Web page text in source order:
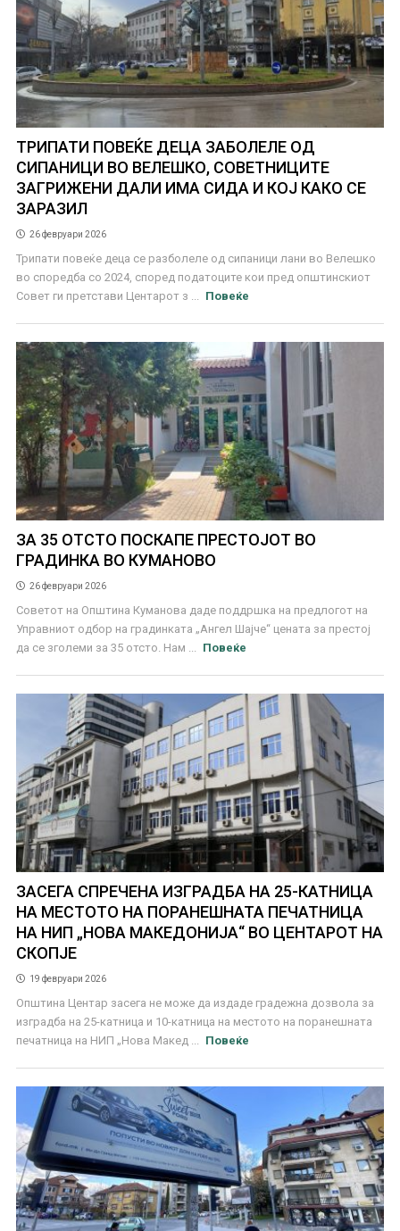
ТРИПАТИ ПОВЕЌЕ ДЕЦА ЗАБОЛЕЛЕ ОД
СИПАНИЦИ ВО ВЕЛЕШКО, СОВЕТНИЦИТЕ
ЗАГРИЖЕНИ ДАЛИ ИМА СИДА И КОЈ КАКО СЕ
ЗАРАЗИЛ
26 февруари 2026
Трипати повеќе деца се разболеле од сипаници лани во Велешко
во споредба со 2024, според податоците кои пред општинскиот
Совет ги претстави Центарот з ...
Повеќе
ЗА 35 ОТСТО ПОСКАПЕ ПРЕСТОЈОТ ВО
ГРАДИНКА ВО КУМАНОВО
26 февруари 2026
Советот на Општина Куманова даде поддршка на предлогот на
Управниот одбор на градинката „Ангел Шајче“ цената за престој
да се зголеми за 35 отсто. Нам ...
Повеќе
ЗАСЕГА СПРЕЧЕНА ИЗГРАДБА НА 25-КАТНИЦА
НА МЕСТОТО НА ПОРАНЕШНАТА ПЕЧАТНИЦА
НА НИП „НОВА МАКЕДОНИЈА“ ВО ЦЕНТАРОТ НА
СКОПЈЕ
19 февруари 2026
Општина Центар засега не може да издаде градежна дозвола за
изградба на 25-катница и 10-катница на местото на поранешната
печатница на НИП „Нова Макед ...
Повеќе